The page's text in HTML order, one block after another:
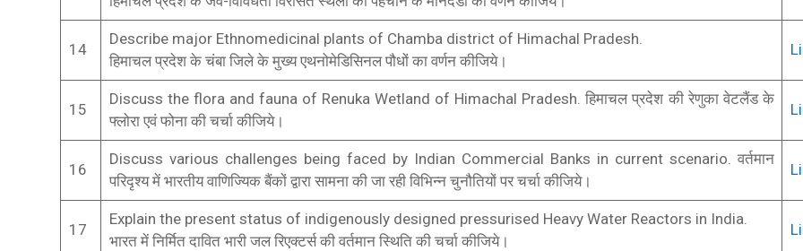
14
Describe major Ethnomedicinal plants of Chamba district of Himachal Pradesh.
हिमाचल प्रदेश के चंबा जिले के मुख्य एथनोमेडिसिनल पौधों का वर्णन कीजिये।
15
Discuss the flora and fauna of Renuka Wetland of Himachal Pradesh. हिमाचल प्रदेश की रेणुका वेटलैंड के
फ्लोरा एवं फोना की चर्चा कीजिये।
16
Discuss various challenges being faced by Indian Commercial Banks in current scenario. वर्तमान
परिदृश्य में भारतीय वाणिज्यिक बैंकों द्वारा सामना की जा रही विभिन्न चुनौतियों पर चर्चा कीजिये।
17
Explain the present status of indigenously designed pressurised Heavy Water Reactors in India.
भारत में निर्मित दावित भारी जल रिएक्टर्स की वर्तमान स्थिति की चर्चा कीजिये।